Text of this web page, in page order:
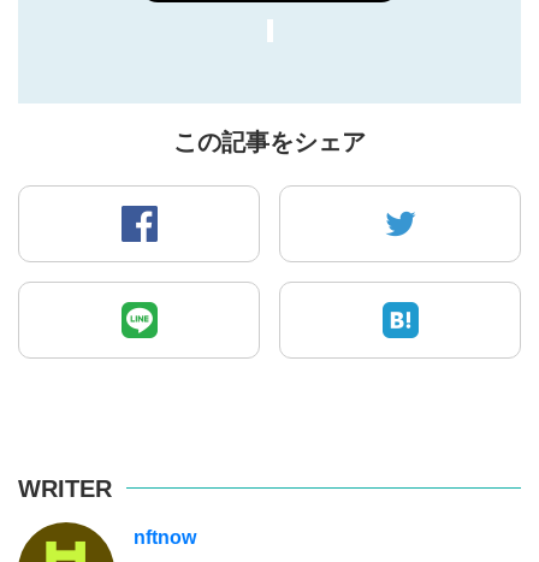
この記事をシェア
WRITER
nftnow